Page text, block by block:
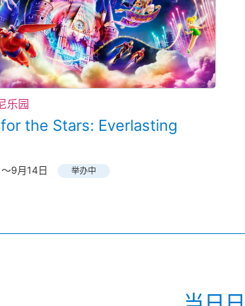
乐园
the Stars: Everlasting
9月14日 举办中